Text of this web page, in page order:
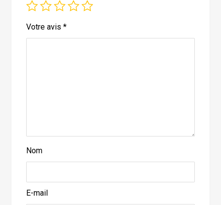
Votre avis*
Nom
E-mail